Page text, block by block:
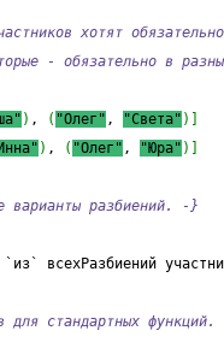
хотят обязательно
- обязательно в
) , ( "Олег" , "Света" )
) , ( "Олег" , "Юра" )
варианты разбиений. -}
`из` всехРазбиений
для стандартных